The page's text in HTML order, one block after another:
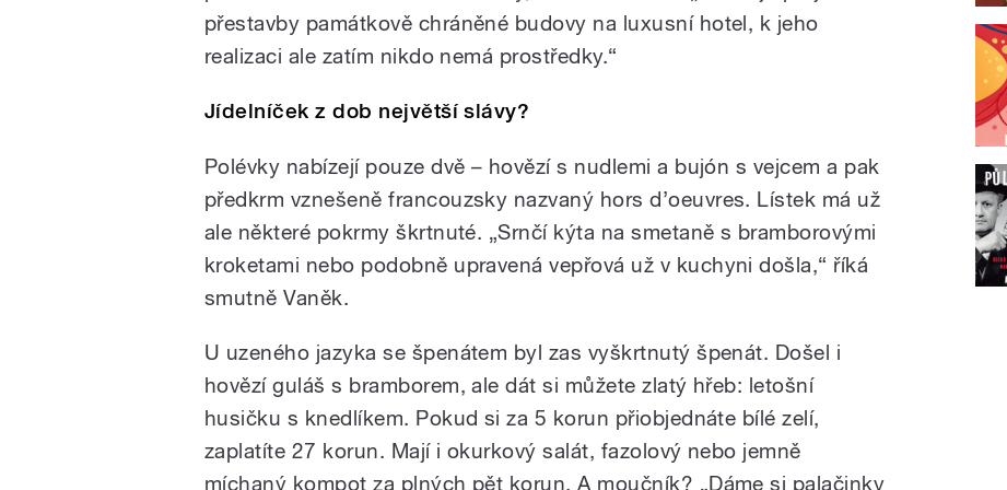
přestavby památkově chráněné budovy na luxusní hotel, k jeho
realizaci ale zatím nikdo nemá prostředky.“
Jídelníček z dob největší slávy?
Polévky nabízejí pouze dvě – hovězí s nudlemi a bujón s vejcem a pak
předkrm vznešeně francouzsky nazvaný hors d’oeuvres. Lístek má už
ale některé pokrmy škrtnuté. „Srnčí kýta na smetaně s bramborovými
kroketami nebo podobně upravená vepřová už v kuchyni došla,“ říká
smutně Vaněk.
U uzeného jazyka se špenátem byl zas vyškrtnutý špenát. Došel i
hovězí guláš s bramborem, ale dát si můžete zlatý hřeb: letošní
husičku s knedlíkem. Pokud si za 5 korun přiobjednáte bílé zelí,
zaplatíte 27 korun. Mají i okurkový salát, fazolový nebo jemně
míchaný kompot za plných pět korun. A moučník? „Dáme si palačinky